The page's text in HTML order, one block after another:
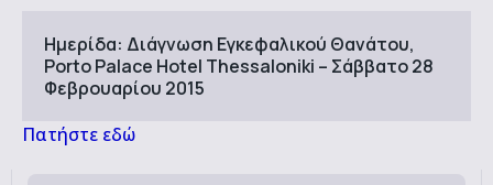
Ημερίδα: Διάγνωση Εγκεφαλικού Θανάτου,
Porto Palace Hotel Thessaloniki – Σάββατο 28
Φεβρουαρίου 2015
Πατήστε εδώ